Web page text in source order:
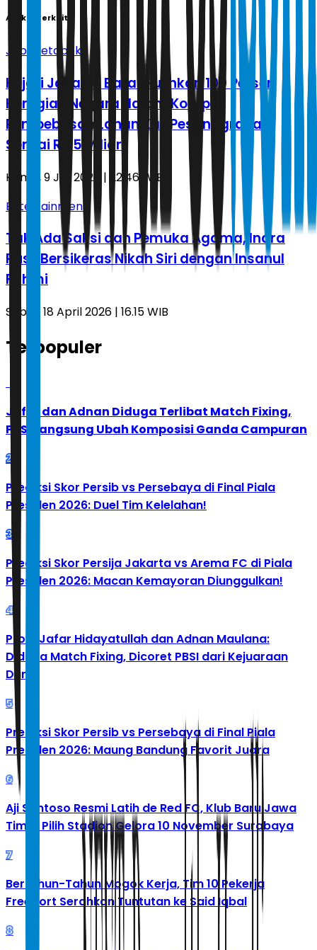
Artikel Terkait
Jabodetabek
Kejari Jakarta Barat Pulihkan 100 Persen
Kerugian Negara dalam Korupsi
Pembebasan Lahan Kali Pesanggrahan
Senilai Rp 5 Miliar
Kamis, 9 Juli 2026 | 22.46 WIB
Entertainment
Tak Ada Saksi dan Pemuka Agama, Inara
Rusli Bersikeras Nikah Siri dengan Insanul
Fahmi
Sabtu, 18 April 2026 | 16.15 WIB
Terpopuler
Jafar dan Adnan Diduga Terlibat Match Fixing,
PBSI Langsung Ubah Komposisi Ganda Campuran
2
Prediksi Skor Persib vs Persebaya di Final Piala
Presiden 2026: Duel Tim Kelelahan!
3
Prediksi Skor Persija Jakarta vs Arema FC di Piala
Presiden 2026: Macan Kemayoran Diunggulkan!
4
Profil Jafar Hidayatullah dan Adnan Maulana:
Diduga Match Fixing, Dicoret PBSI dari Kejuaraan
Dunia
5
Prediksi Skor Persib vs Persebaya di Final Piala
Presiden 2026: Maung Bandung Favorit Juara
6
Aji Santoso Resmi Latih de Red FC, Klub Baru Jawa
Timur Pilih Stadion Gelora 10 November Surabaya
7
Bertahun-Tahun Mogok Kerja, Tim 10 Pekerja
Freeport Serahkan Tuntutan ke Said Iqbal
8